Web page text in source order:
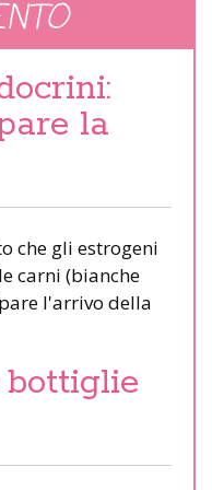
la
che gli estrogeni
carni (bianche
l'arrivo della